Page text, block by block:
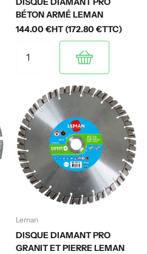
BÉTON ARMÉ LEMAN
144.00 €HT (172.80 €TTC)
Leman
DISQUE DIAMANT PRO
GRANIT ET PIERRE LEMAN